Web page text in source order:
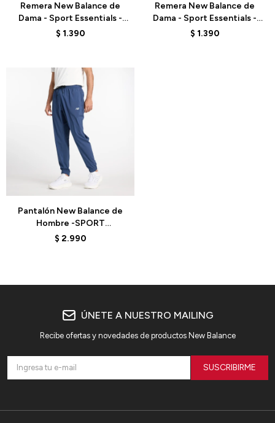
Remera New Balance de
Dama - Sport Essentials -
WT41222EPU - ELD
$ 1.390
Remera New Balance de
Dama - Sport Essentials -
WT41222NNY - BLUE
$ 1.390
Pantalón New Balance de
Hombre -SPORT
ESSENTIAL- MP41011NNY -
$ 2.990
ÚNETE A NUESTRO MAILING
Recibe ofertas y novedades de productos New Balance
SUSCRIBIRME